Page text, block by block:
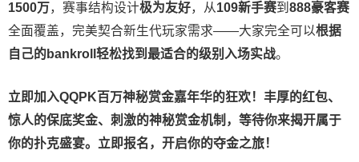
1500万，赛事结构设计极为友好，从109新手赛到 888豪客赛
全面覆盖，完美契合新生代玩家需求——大家完全可以根据
自己的bankroll 轻松找到最适合的级别 入场实战。
立即加入QQPK百万神秘赏金嘉年华的狂欢！丰厚的红包、
惊人的保底奖金、刺激的神秘赏金机制，等待你来揭开属于
你的扑克盛宴。立即报名，开启你的夺金之旅！